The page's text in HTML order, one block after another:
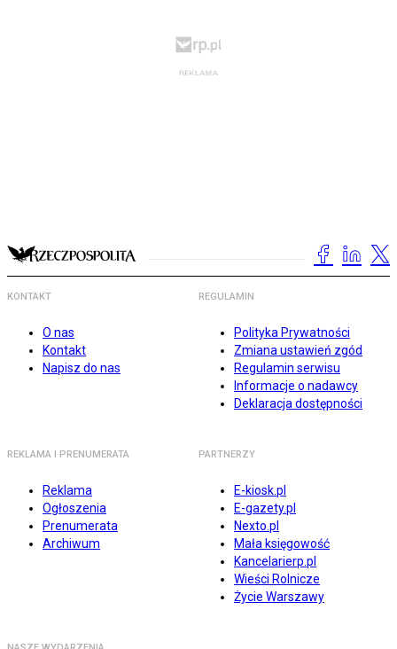
KONTAKT
O nas
Kontakt
Napisz do nas
REGULAMIN
Polityka Prywatności
Zmiana ustawień zgód
Regulamin serwisu
Informacje o nadawcy
Deklaracja dostępności
REKLAMA I PRENUMERATA
Reklama
Ogłoszenia
Prenumerata
Archiwum
PARTNERZY
E-kiosk.pl
E-gazety.pl
Nexto.pl
Mała księgowość
Kancelarierp.pl
Wieści Rolnicze
Życie Warszawy